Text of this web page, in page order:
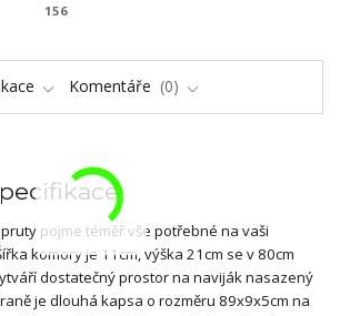
156
Komentáře 0
pojme téměř vše potřebné na vaši
komory je 11cm, výška 21cm se v 80cm
dostatečný prostor na naviják nasazený
je dlouhá kapsa o rozměru 89x9x5cm na